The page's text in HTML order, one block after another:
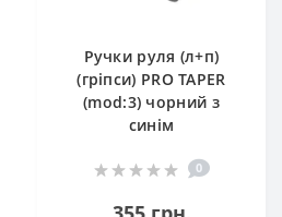
Ручки руля (л+п)
(гріпси) PRO TAPER
(mod:3) чорний з
синім
0